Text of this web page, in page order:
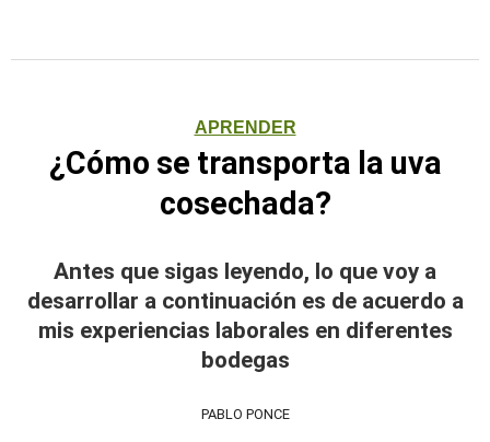
APRENDER
¿Cómo se transporta la uva
cosechada?
Antes que sigas leyendo, lo que voy a
desarrollar a continuación es de acuerdo a
mis experiencias laborales en diferentes
bodegas
PABLO PONCE